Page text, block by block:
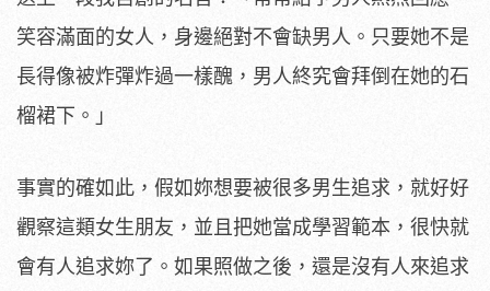
笑容滿面的女人，身邊絕對不會缺男人。只要她不是
長得像被炸彈炸過一樣醜，男人終究會拜倒在她的石
榴裙下。」
事實的確如此，假如妳想要被很多男生追求，就好好
觀察這類女生朋友，並且把她當成學習範本，很快就
會有人追求妳了。如果照做之後，還是沒有人來追求